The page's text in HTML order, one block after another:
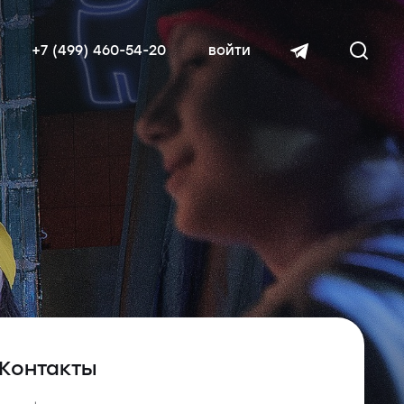
читать далее
+7 (499) 460-54-20 войти
Контакты